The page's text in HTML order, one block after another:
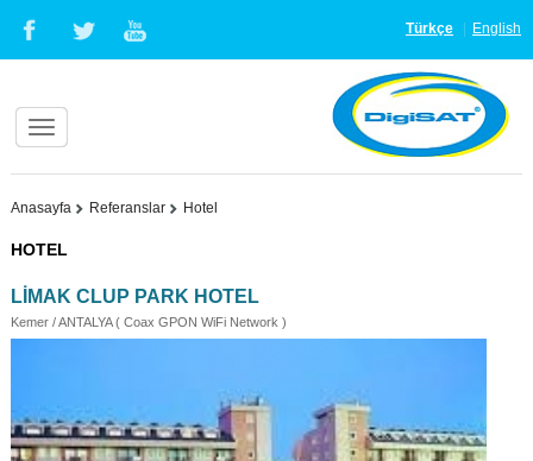
Türkçe English
Anasayfa Referanslar Hotel
HOTEL
LİMAK CLUP PARK HOTEL
Kemer / ANTALYA ( Coax GPON WiFi Network )